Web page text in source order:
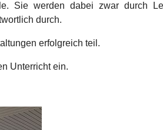
Sie werden dabei zwar durch
durch.
erfolgreich teil.
Unterricht ein.